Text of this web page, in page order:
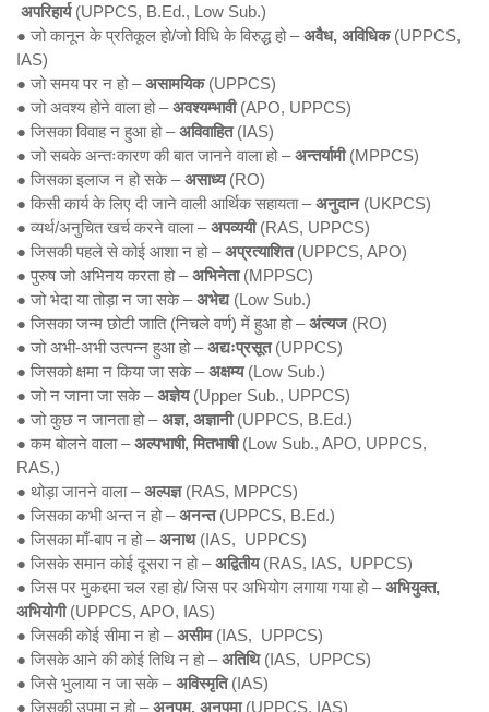
अपरिहार्य(UPPCS, B.Ed., Low Sub.)
● जो कानून के प्रतिकूल हो/जो विधि के विरुद्ध हो –अवैध, अविधिक(UPPCS,
IAS)
● जो समय पर न हो –असामयिक(UPPCS)
● जो अवश्य होने वाला हो –अवश्यम्भावी(APO, UPPCS)
● जिसका विवाह न हुआ हो –अविवाहित(IAS)
● जो सबके अन्तःकारण की बात जानने वाला हो –अन्तर्यामी(MPPCS)
● जिसका इलाज न हो सके –असाध्य(RO)
● किसी कार्य के लिए दी जाने वाली आर्थिक सहायता –अनुदान(UKPCS)
● व्यर्थ/अनुचित खर्च करने वाला –अपव्ययी(RAS, UPPCS)
● जिसकी पहले से कोई आशा न हो –अप्रत्याशित(UPPCS, APO)
● पुरुष जो अभिनय करता हो –अभिनेता(MPPSC)
● जो भेदा या तोड़ा न जा सके –अभेद्य(Low Sub.)
● जिसका जन्म छोटी जाति (निचले वर्ण) में हुआ हो –अंत्यज(RO)
● जो अभी-अभी उत्पन्न हुआ हो –अद्यःप्रसूत(UPPCS)
● जिसको क्षमा न किया जा सके –अक्षम्य(Low Sub.)
● जो न जाना जा सके –अज्ञेय(Upper Sub., UPPCS)
● जो कुछ न जानता हो –अज्ञ, अज्ञानी(UPPCS, B.Ed.)
● कम बोलने वाला –अल्पभाषी, मितभाषी(Low Sub., APO, UPPCS,
RAS,)
● थोड़ा जानने वाला –अल्पज्ञ(RAS, MPPCS)
● जिसका कभी अन्त न हो –अनन्त(UPPCS, B.Ed.)
● जिसका माँ-बाप न हो –अनाथ(IAS, UPPCS)
● जिसके समान कोई दूसरा न हो –अद्वितीय(RAS, IAS, UPPCS)
● जिस पर मुकद्दमा चल रहा हो/ जिस पर अभियोग लगाया गया हो –अभियुक्त,
अभियोगी(UPPCS, APO, IAS)
● जिसकी कोई सीमा न हो –असीम(IAS, UPPCS)
● जिसके आने की कोई तिथि न हो –अतिथि(IAS, UPPCS)
● जिसे भुलाया न जा सके –अविस्मृति(IAS)
● जिसकी उपमा न हो –अनुपम, अनुपमा(UPPCS, IAS)